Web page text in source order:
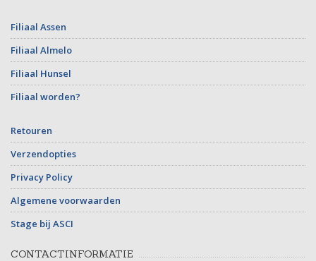
Filiaal Assen
Filiaal Almelo
Filiaal Hunsel
Filiaal worden?
Retouren
Verzendopties
Privacy Policy
Algemene voorwaarden
Stage bij ASCI
CONTACTINFORMATIE